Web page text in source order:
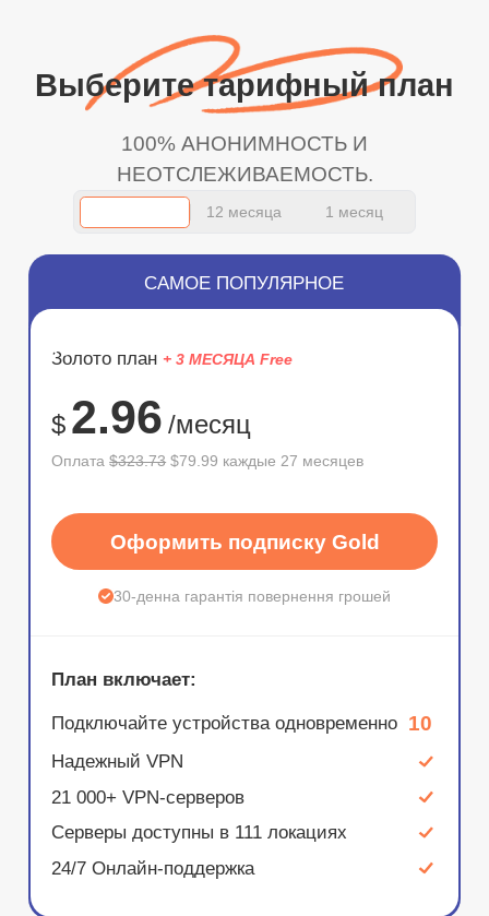
Выберите тарифный план
100% АНОНИМНОСТЬ И
НЕОТСЛЕЖИВАЕМОСТЬ.
12 месяца 1 месяц
ЭКОНОМ
75%
САМОЕ ПОПУЛЯРНОЕ
Золото план + 3 МЕСЯЦА Free
$ 2.96 /месяц
Оплата$323.73 $79.99 каждые 27 месяцев
Оформить подписку Gold
30-денна гарантія повернення грошей
План включает:
Подключайте устройства одновременно 10
Надежный VPN
21 000+ VPN-серверов
Серверы доступны в 111 локациях
24/7 Онлайн-поддержка